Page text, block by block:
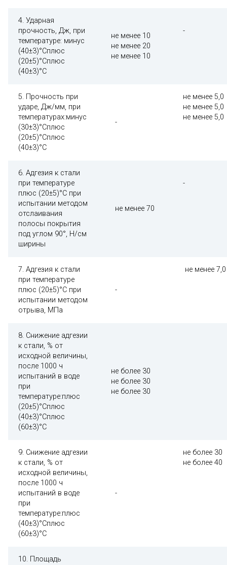
4. Ударная
прочность, Дж, при
температуре: минус
(40±3)°Сплюс
(20±5)°Сплюс
(40±3)°С
не менее 10
не менее 20
не менее 10
-
5. Прочность при
ударе, Дж/мм, при
температурах:минус
(30±3)°Сплюс
(20±5)°Сплюс
(40±3)°С
-
не менее 5,0
не менее 5,0
не менее 5,0
6. Адгезия к стали
при температуре
плюс (20±5)°С при
испытании методом
отслаивания
полосы покрытия
под углом 90°, Н/см
ширины
не менее 70
-
7. Адгезия к стали
при температуре
плюс (20±5)°С при
испытании методом
отрыва, МПа
-
не менее 7,0
8. Снижение адгезии
к стали, % от
исходной величины,
после 1000 ч
испытаний в воде
при
температуре:плюс
(20±5)°Сплюс
(40±3)°Сплюс
(60±3)°С
не более 30
не более 30
не более 30
9. Снижение адгезии
к стали, % от
исходной величины,
после 1000 ч
испытаний в воде
при
температуре:плюс
(40±3)°Сплюс
(60±3)°С
-
не более 30
не более 40
10. Площадь